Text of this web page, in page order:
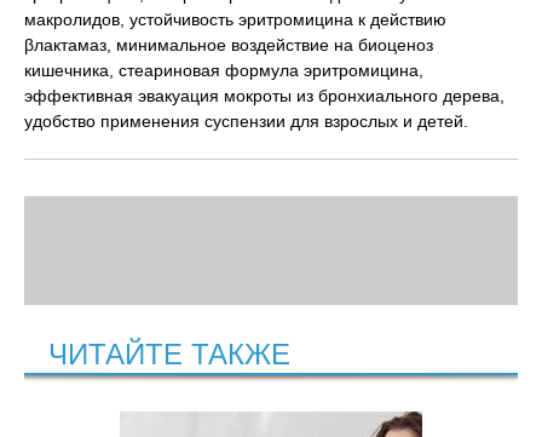
макролидов, устойчивость эритромицина к действию
βлактамаз, минимальное воздействие на биоценоз
кишечника, стеариновая формула эритромицина,
эффективная эвакуация мокроты из бронхиального дерева,
удобство применения суспензии для взрослых и детей.
ЧИТАЙТЕ ТАКЖЕ